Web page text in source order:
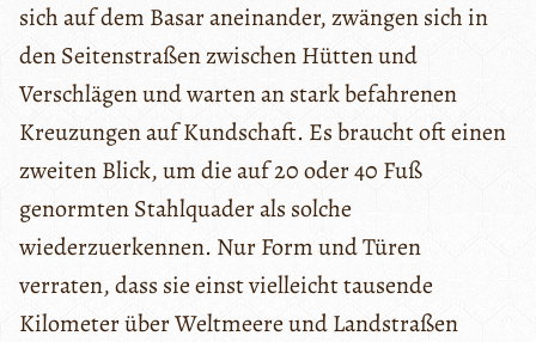
sich auf dem Basar aneinander, zwängen sich in
den Seitenstraßen zwischen Hütten und
Verschlägen und warten an stark befahrenen
Kreuzungen auf Kundschaft. Es braucht oft einen
zweiten Blick, um die auf 20 oder 40 Fuß
genormten Stahlquader als solche
wiederzuerkennen. Nur Form und Türen
verraten, dass sie einst vielleicht tausende
Kilometer über Weltmeere und Landstraßen